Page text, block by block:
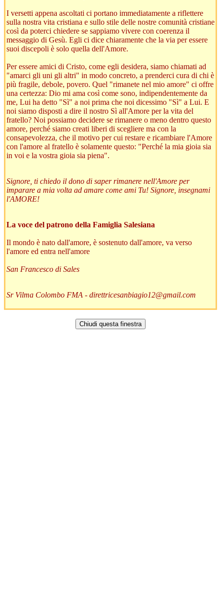
I versetti appena ascoltati ci portano immediatamente a riflettere
sulla nostra vita cristiana e sullo stile delle nostre comunità cristiane
così da poterci chiedere se sappiamo vivere con coerenza il
messaggio di Gesù. Egli ci dice chiaramente che la via per essere
suoi discepoli è solo quella dell'Amore.
Per essere amici di Cristo, come egli desidera, siamo chiamati ad
"amarci gli uni gli altri" in modo concreto, a prenderci cura di chi è
più fragile, debole, povero. Quel "rimanete nel mio amore" ci offre
una certezza: Dio mi ama così come sono, indipendentemente da
me, Lui ha detto "Sì" a noi prima che noi dicessimo "Sì" a Lui. E
noi siamo disposti a dire il nostro Sì all'Amore per la vita del
fratello? Noi possiamo decidere se rimanere o meno dentro questo
amore, perché siamo creati liberi di scegliere ma con la
consapevolezza, che il motivo per cui restare e ricambiare l'Amore
con l'amore al fratello è solamente questo: "Perché la mia gioia sia
in voi e la vostra gioia sia piena".
Signore, ti chiedo il dono di saper rimanere nell'Amore per
imparare a mia volta ad amare come ami Tu! Signore, insegnami
l'AMORE!
La voce del patrono della Famiglia Salesiana
Il mondo è nato dall'amore, è sostenuto dall'amore, va verso
l'amore ed entra nell'amore
San Francesco di Sales
Sr Vilma Colombo FMA - direttricesanbiagio12@gmail.com